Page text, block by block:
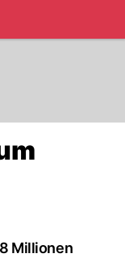
Millionen